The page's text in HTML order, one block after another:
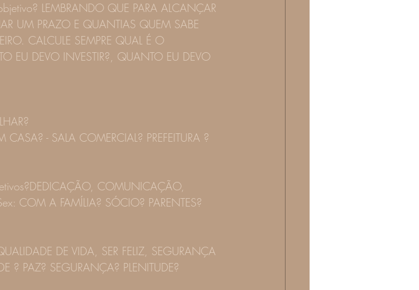
LEMBRANDO QUE PARA ALCANÇAR
UM PRAZO E QUANTIAS QUEM SABE
CALCULE SEMPRE QUAL É O
EU DEVO INVESTIR?, QUANTO EU DEVO
TRABALHAR?
EU QUERO TRABALHAR?
CASA? - SALA COMERCIAL? PREFEITURA ?
COMUNICAÇÃO,
COM A FAMÍLIA? SÓCIO? PARENTES?
DE VIDA, SER FELIZ, SEGURANÇA
? PAZ? SEGURANÇA? PLENITUDE?